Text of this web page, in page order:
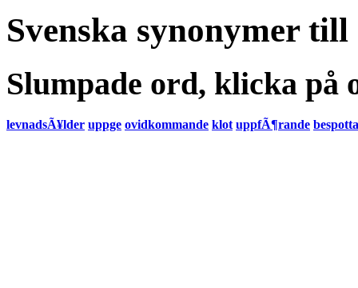
Svenska synonymer
Slumpade ord, klicka på
levnadsÃ¥lder uppge ovidkommande klot uppfÃ¶rande bespotta